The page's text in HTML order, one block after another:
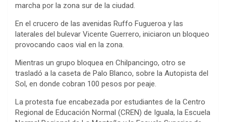
marcha por la zona sur de la ciudad.
En el crucero de las avenidas Ruffo Fugueroa y las
laterales del bulevar Vicente Guerrero, iniciaron un bloqueo
provocando caos vial en la zona.
Mientras un grupo bloquea en Chilpancingo, otro se
trasladó a la caseta de Palo Blanco, sobre la Autopista del
Sol, en donde cobran 100 pesos por peaje.
La protesta fue encabezada por estudiantes de la Centro
Regional de Educación Normal (CREN) de Iguala, la Escuela